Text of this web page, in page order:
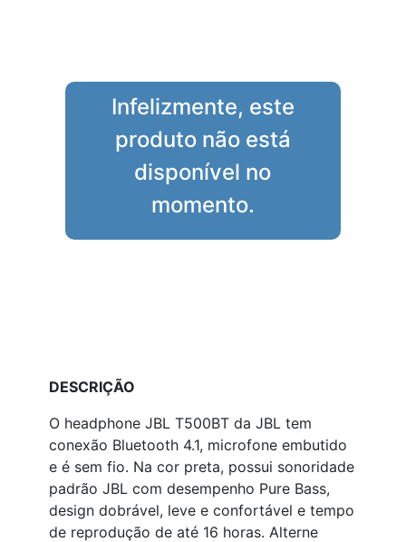
Infelizmente, este
produto não está
disponível no
momento.
DESCRIÇÃO
O headphone JBL T500BT da JBL tem
conexão Bluetooth 4.1, microfone embutido
e é sem fio. Na cor preta, possui sonoridade
padrão JBL com desempenho Pure Bass,
design dobrável, leve e confortável e tempo
de reprodução de até 16 horas. Alterne